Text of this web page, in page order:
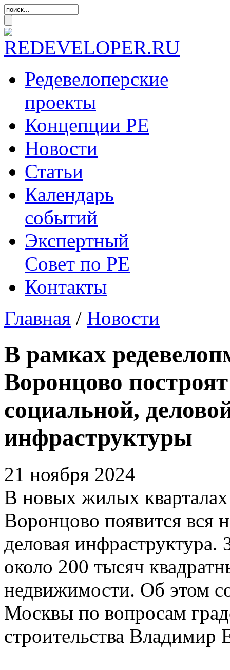
Редевелоперские
проекты
Концепции РЕ
Новости
Статьи
Календарь
событий
Экспертный
Совет по РЕ
Контакты
Главная / Новости
В рамках
Воронцово
социальной,
инфраструктуры
21 ноября 2024
В новых жилых
Воронцово появится вся
деловая инфраструктура.
около 200 тысяч
недвижимости. Об этом
Москвы по вопросам
строительства